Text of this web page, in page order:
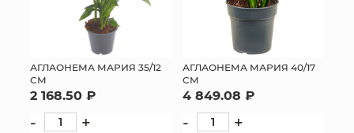
АГЛАОНЕМА МАРИЯ 35/12
СМ
2 168.50 ₽
- +
АГЛАОНЕМА МАРИЯ 40/17
СМ
4 849.08 ₽
- +